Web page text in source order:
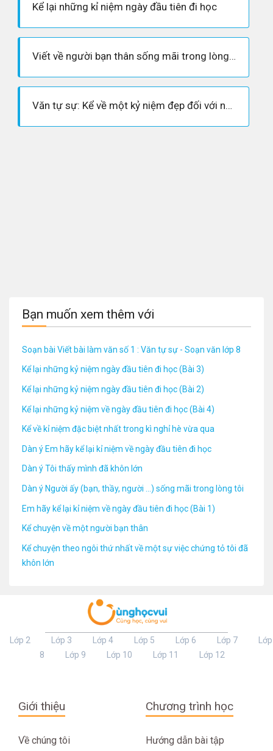
Kể lại những kỉ niệm ngày đầu tiên đi học
Viết về người bạn thân sống mãi trong lòng tôi
Văn tự sự: Kể về một kỷ niệm đẹp đối với người bạn đặc biệt
Bạn muốn xem thêm với
Soạn bài Viết bài làm văn số 1 : Văn tự sự - Soạn văn lớp 8
Kể lại những kỷ niệm ngày đầu tiên đi học (Bài 3)
Kể lại những kỷ niệm ngày đầu tiên đi học (Bài 2)
Kể lại những kỷ niệm về ngày đầu tiên đi học (Bài 4)
Kể về kỉ niệm đặc biệt nhất trong kì nghỉ hè vừa qua
Dàn ý Em hãy kể lại kỉ niệm về ngày đầu tiên đi học
Dàn ý Tôi thấy mình đã khôn lớn
Dàn ý Người ấy (bạn, thầy, người ...) sống mãi trong lòng tôi
Em hãy kể lại kỉ niệm về ngày đầu tiên đi học (Bài 1)
Kể chuyện về một người bạn thân
Kể chuyện theo ngôi thứ nhất về một sự việc chứng tỏ tôi đã
khôn lớn
Lớp 2 Lớp 3 Lớp 4 Lớp 5 Lớp 6 Lớp 7
Lớp
8
Lớp 9 Lớp 10 Lớp 11 Lớp 12
Giới thiệu
Về chúng tôi
Chương trình học
Hướng dẫn bài tập